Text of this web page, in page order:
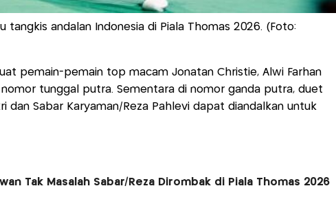
tangkis andalan Indonesia di Piala Thomas 2026. (Foto:
pemain-pemain top macam Jonatan Christie, Alwi Farhan
tunggal putra. Sementara di nomor ganda putra, duet
dan Sabar Karyaman/Reza Pahlevi dapat diandalkan untuk
Tak Masalah Sabar/Reza Dirombak di Piala Thomas 2026